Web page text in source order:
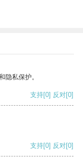
隐私保护。
支持[0] 反对[0]
支持[0] 反对[0]